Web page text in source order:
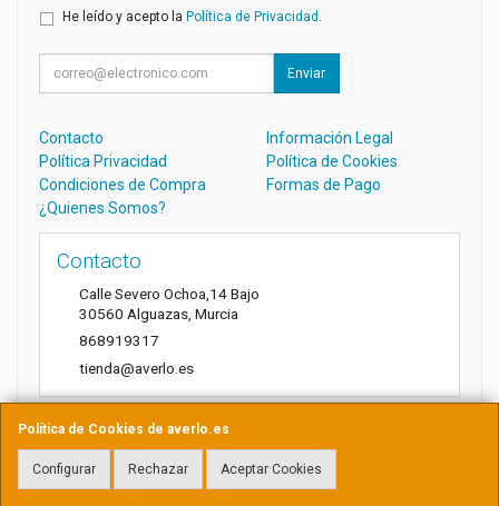
Política de Cookies de averlo.es
Configurar Rechazar Aceptar Cookies
He leído y acepto la Política de Privacidad .
Enviar
Contacto
Información Legal
Política Privacidad
Política de Cookies
Condiciones de Compra
Formas de Pago
¿Quienes Somos?
Contacto
Calle Severo Ochoa,14 Bajo
30560 Alguazas Murcia
868919317
tienda@averlo.es
Horario
Lunes a Viernes de 8:30h a 14h